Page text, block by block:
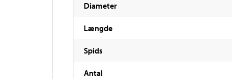
Diameter
Længde
Spids
Antal